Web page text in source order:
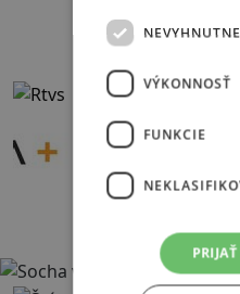
Naši
VÝKONNOSŤ
FUNKCIE